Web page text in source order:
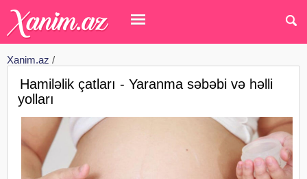
Xanim.az /
Hamiləlik çatları - Yaranma səbəbi və həlli
yolları